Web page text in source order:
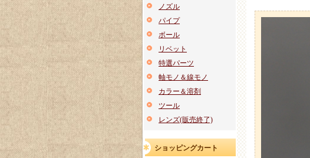
ノズル
パイプ
ボール
リベット
特選パーツ
軸モノ＆線モノ
カラー＆溶剤
ツール
レンズ(販売終了)
ショッピングカート